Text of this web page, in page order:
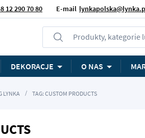
12 290 70 80 E-mail
Produkty, kategorie
DEKORACJE O NAS
LYNKA TAG: CUSTOM PRODUCTS